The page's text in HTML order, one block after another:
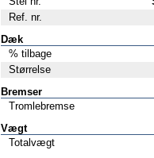
Ref. nr.
Dæk
% tilbage
Størrelse
Bremser
Tromlebremse
Vægt
Totalvægt